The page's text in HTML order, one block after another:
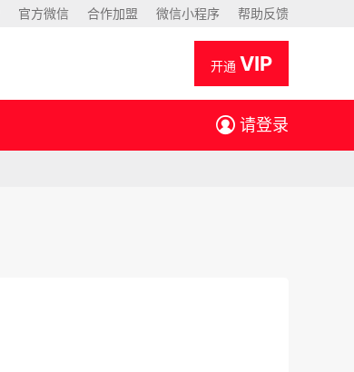
官方微信 合作加盟 微信小程序 帮助反馈
开通 VIP
请登录